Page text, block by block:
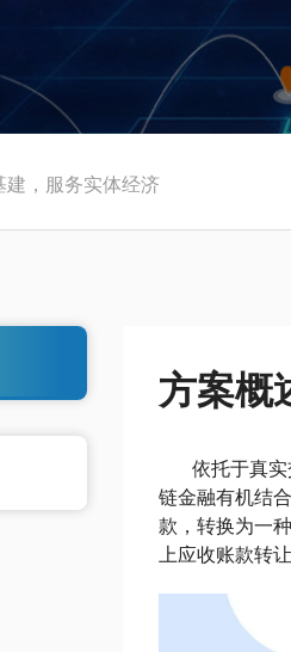
建，服务实体经济
方案概
依托于真
链金融有机结
款，转换为一
上应收账款转